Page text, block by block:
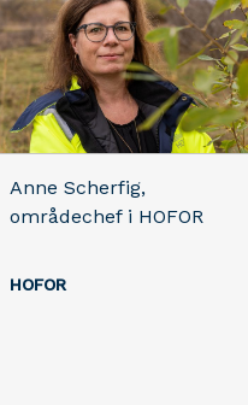
Anne Scherfig,
områdechef i HOFOR
HOFOR